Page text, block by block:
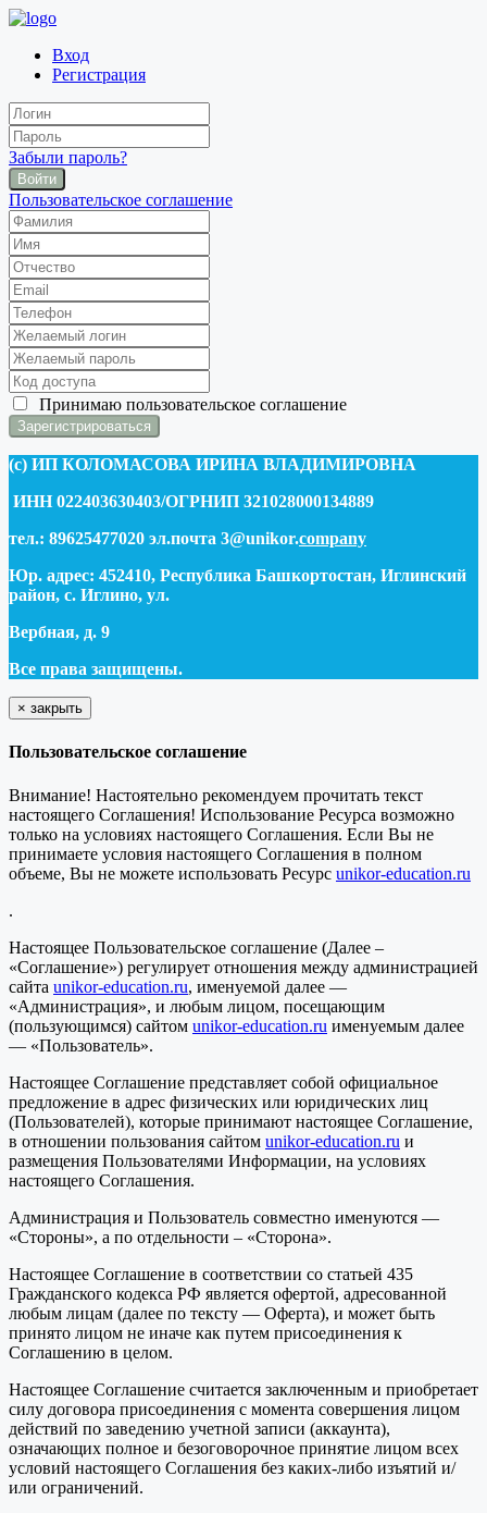
Вход
Регистрация
Забыли пароль?
Войти
Пользовательское соглашение
Принимаю пользовательское соглашение
(c) ИП КОЛОМАСОВА ИРИНА ВЛАДИМИРОВНА
ИНН 022403630403/ОГРНИП 321028000134889
тел.: 89625477020 эл.почта 3@unikor.company
Юр. адрес: 452410, Республика Башкортостан, Иглинский
район, с. Иглино, ул.
Вербная, д. 9
Все права защищены.
× закрыть
Пользовательское соглашение
Внимание! Настоятельно рекомендуем прочитать текст
настоящего Соглашения! Использование Ресурса возможно
только на условиях настоящего Соглашения. Если Вы не
принимаете условия настоящего Соглашения в полном
объеме, Вы не можете использовать Ресурс unikor-education.ru
.
Настоящее Пользовательское соглашение (Далее –
«Соглашение») регулирует отношения между администрацией
сайта unikor-education.ru, именуемой далее —
«Администрация», и любым лицом, посещающим
(пользующимся) сайтом unikor-education.ru именуемым далее
— «Пользователь».
Настоящее Соглашение представляет собой официальное
предложение в адрес физических или юридических лиц
(Пользователей), которые принимают настоящее Соглашение,
в отношении пользования сайтом unikor-education.ru и
размещения Пользователями Информации, на условиях
настоящего Соглашения.
Администрация и Пользователь совместно именуются —
«Стороны», а по отдельности – «Сторона».
Настоящее Соглашение в соответствии со статьей 435
Гражданского кодекса РФ является офертой, адресованной
любым лицам (далее по тексту — Оферта), и может быть
принято лицом не иначе как путем присоединения к
Соглашению в целом.
Настоящее Соглашение считается заключенным и приобретает
силу договора присоединения с момента совершения лицом
действий по заведению учетной записи (аккаунта),
означающих полное и безоговорочное принятие лицом всех
условий настоящего Соглашения без каких-либо изъятий и/
или ограничений.